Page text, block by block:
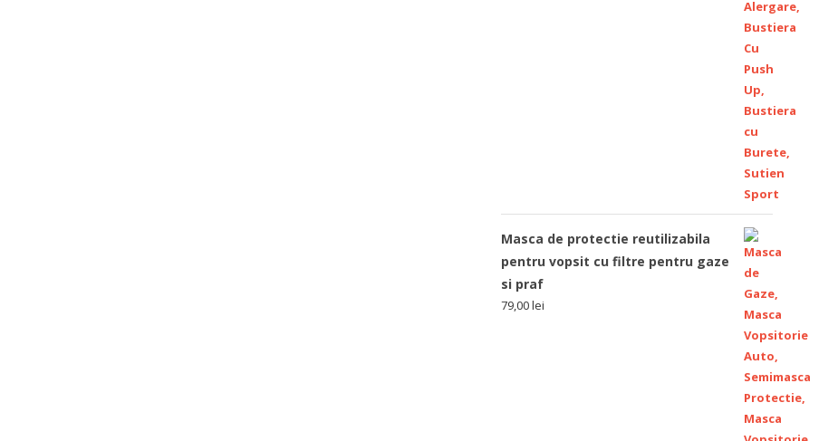
Masca de protectie reutilizabila
pentru vopsit cu filtre pentru gaze
si praf
79,00lei